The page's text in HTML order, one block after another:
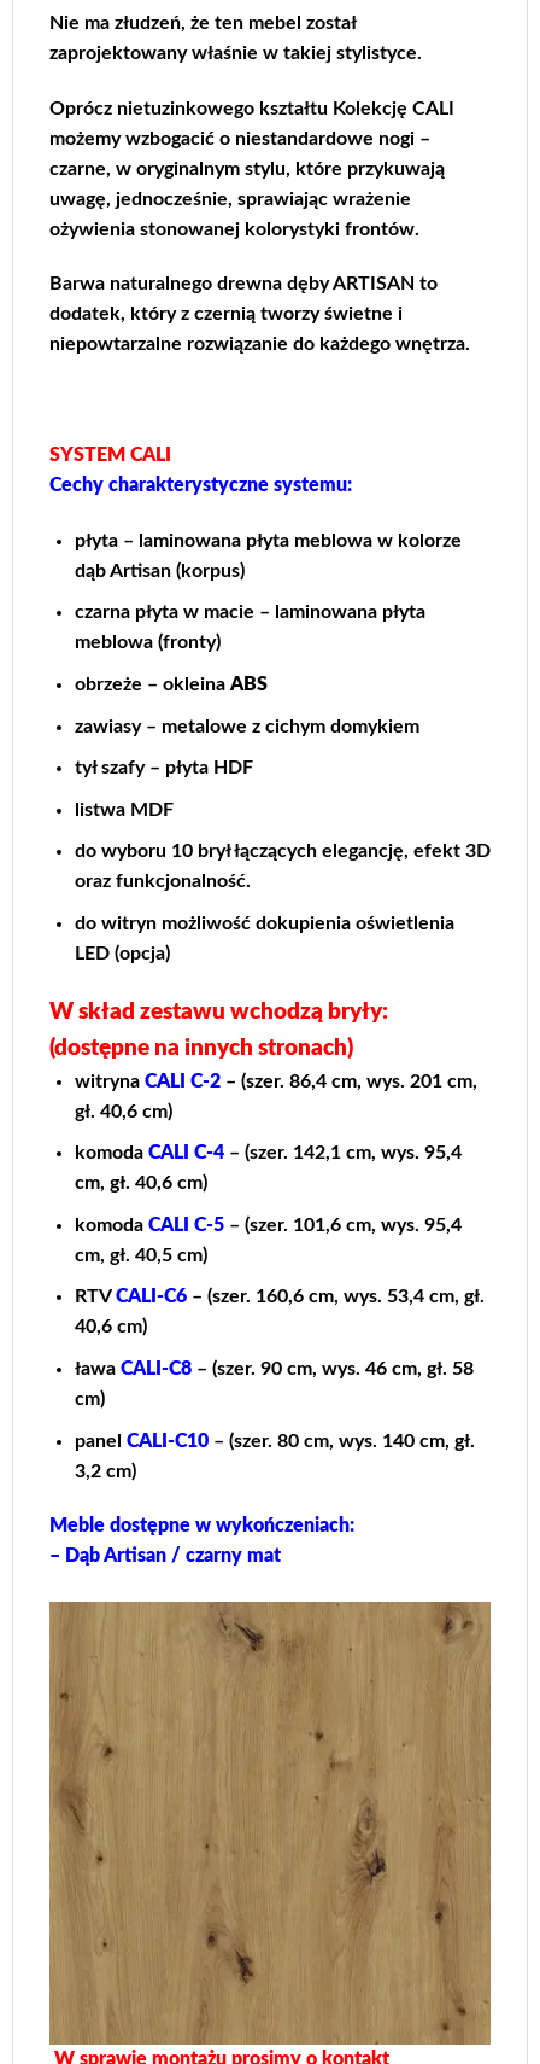
Nie ma złudzeń, że ten mebel został
zaprojektowany właśnie w takiej stylistyce.
Oprócz nietuzinkowego kształtu Kolekcję CALI
możemy wzbogacić o niestandardowe nogi –
czarne, w oryginalnym stylu, które przykuwają
uwagę, jednocześnie, sprawiając wrażenie
ożywienia stonowanej kolorystyki frontów.
Barwa naturalnego drewna dęby ARTISAN to
dodatek, który z czernią tworzy świetne i
niepowtarzalne rozwiązanie do każdego wnętrza.
SYSTEM CALI
Cechy charakterystyczne systemu:
płyta – laminowana płyta meblowa w kolorze
dąb Artisan (korpus)
czarna płyta w macie – laminowana płyta
meblowa (fronty)
obrzeże – okleina ABS
zawiasy – metalowe z cichym domykiem
tył szafy – płyta HDF
listwa MDF
do wyboru 10 brył łączących elegancję, efekt 3D
oraz funkcjonalność.
do witryn możliwość dokupienia oświetlenia
LED (opcja)
W skład zestawu wchodzą bryły:
(dostępne na innych stronach)
witryna CALI C-2 – (szer. 86,4 cm, wys. 201 cm,
gł. 40,6 cm)
komoda CALI C-4 – (szer. 142,1 cm, wys. 95,4
cm, gł. 40,6 cm)
komoda CALI C-5 – (szer. 101,6 cm, wys. 95,4
cm, gł. 40,5 cm)
RTVCALI-C6 – (szer. 160,6 cm, wys. 53,4 cm, gł.
40,6 cm)
ława CALI-C8 – (szer. 90 cm, wys. 46 cm, gł. 58
cm)
panel CALI-C10 – (szer. 80 cm, wys. 140 cm, gł.
3,2 cm)
Meble dostępne w wykończeniach:
– Dąb Artisan / czarny mat
W sprawie montażu prosimy o kontakt